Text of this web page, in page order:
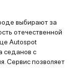
выбирают за
отечественной
Autospot
седанов с
Сервис позволяет